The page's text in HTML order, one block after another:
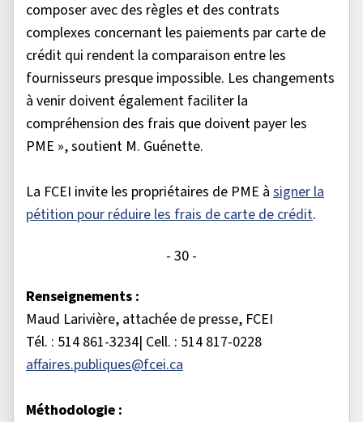
composer avec des règles et des contrats
complexes concernant les paiements par carte de
crédit qui rendent la comparaison entre les
fournisseurs presque impossible. Les changements
à venir doivent également faciliter la
compréhension des frais que doivent payer les
PME », soutient M. Guénette.
La FCEI invite les propriétaires de PME à signer la
pétition pour réduire les frais de carte de crédit.
- 30 -
Renseignements :
Maud Larivière, attachée de presse, FCEI
Tél. : 514 861-3234| Cell. : 514 817-0228
affaires.publiques@fcei.ca
Méthodologie :